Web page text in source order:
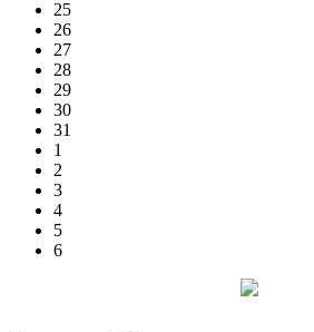
25
26
27
28
29
30
31
1
2
3
4
5
6